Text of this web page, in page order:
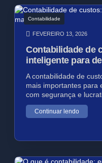
Contabilidade
FEVEREIRO 13, 2026
Contabilidade de
inteligente para
A contabilidade de
mais importantes para
com segurança e
Continuar lendo